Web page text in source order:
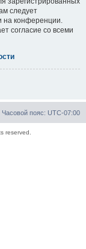
следует
на конференции.
согласие со всеми
Часовой пояс: UTC-07:00
reserved.